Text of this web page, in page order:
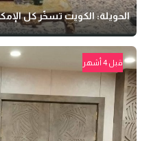
الحويلة: الكويت تسخّر كل
قبل 4 أشهر